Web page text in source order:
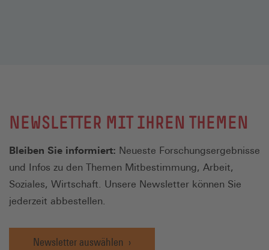
NEWSLETTER MIT IHREN THEMEN
Bleiben Sie informiert: Neueste Forschungsergebnisse
und Infos zu den Themen Mitbestimmung, Arbeit,
Soziales, Wirtschaft. Unsere Newsletter können Sie
jederzeit abbestellen.
Newsletter auswählen